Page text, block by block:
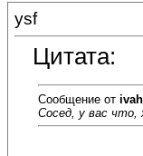
ysf
Цитата:
Сообщение от
Сосед, у вас что,